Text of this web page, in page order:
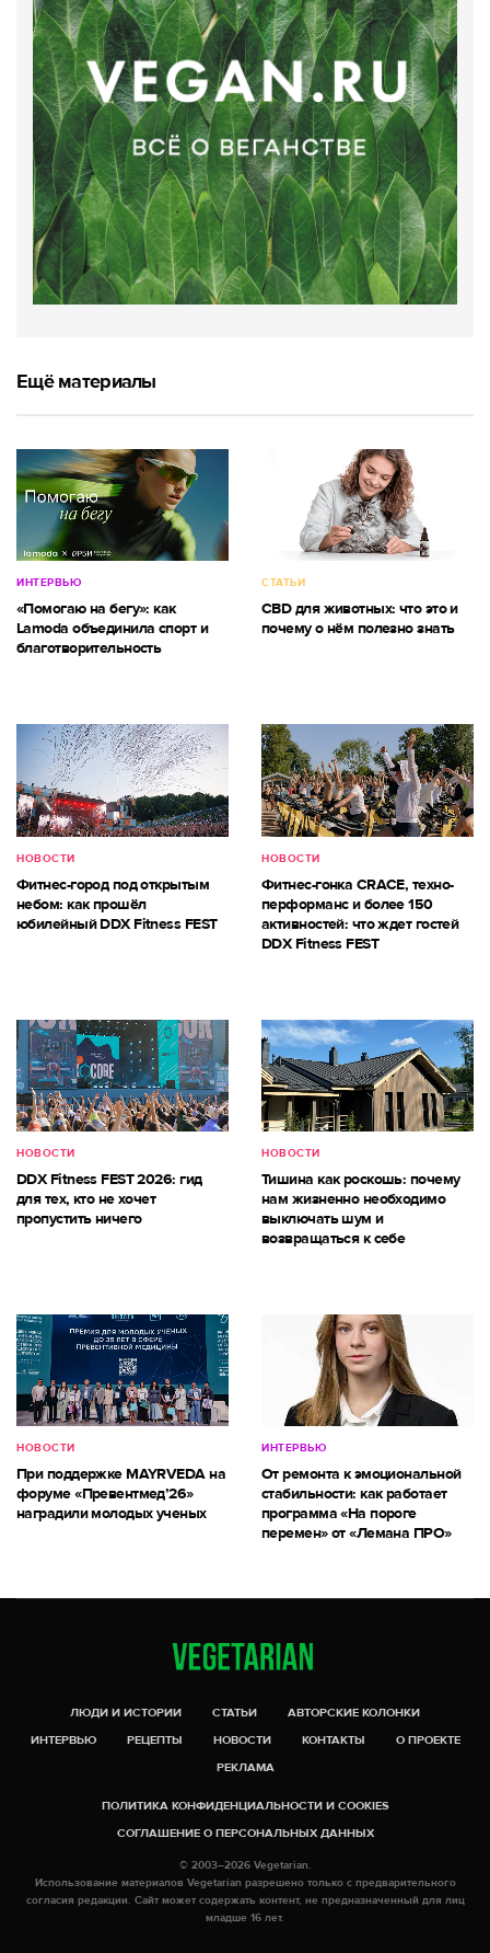
Ещё материалы
ИНТЕРВЬЮ
«Помогаю на бегу»: как
Lamoda объединила спорт и
благотворительность
СТАТЬИ
CBD для животных: что это и
почему о нём полезно знать
НОВОСТИ
Фитнес-город под открытым
небом: как прошёл
юбилейный DDX Fitness FEST
НОВОСТИ
Фитнес-гонка CRACE, техно-
перформанс и более 150
активностей: что ждет гостей
DDX Fitness FEST
НОВОСТИ
DDX Fitness FEST 2026: гид
для тех, кто не хочет
пропустить ничего
НОВОСТИ
Тишина как роскошь: почему
нам жизненно необходимо
выключать шум и
возвращаться к себе
НОВОСТИ
При поддержке MAYRVEDA на
форуме «Превентмед’26»
наградили молодых ученых
ИНТЕРВЬЮ
От ремонта к эмоциональной
стабильности: как работает
программа «На пороге
перемен» от «Лемана ПРО»
ЛЮДИ И ИСТОРИИ СТАТЬИ
АВТОРСКИЕ КОЛОНКИ
ИНТЕРВЬЮ
РЕЦЕПТЫ НОВОСТИ КОНТАКТЫ
О ПРОЕКТЕ
РЕКЛАМА
ПОЛИТИКА КОНФИДЕНЦИАЛЬНОСТИ И COOKIES
СОГЛАШЕНИЕ О ПЕРСОНАЛЬНЫХ ДАННЫХ
© 2003–2026 Vegetarian.
Использование материалов Vegetarian разрешено только с предварительного
согласия редакции. Сайт может содержать контент, не предназначенный для лиц
младше 16 лет.